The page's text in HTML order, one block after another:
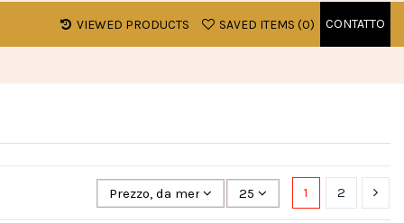
CONTATTO
SAVED ITEMS (0)
VIEWED PRODUCTS
Prezzo, da meno caro a più caro
25 1 2